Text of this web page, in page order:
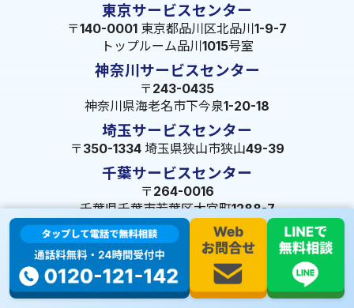
東京サービスセンター
〒140-0001 東京都品川区北品川1-9-7
トップルーム品川1015号室
神奈川サービスセンター
〒243-0435
神奈川県海老名市下今泉1-20-18
埼玉サービスセンター
〒350-1334 埼玉県狭山市狭山49-39
千葉サービスセンター
〒264-0016
千葉県千葉市若葉区大宮町1288-7
茨城サービスセンター
〒309-1717 茨城県笠間市旭町322-2 102号
長野サービスセンター
〒380-0921 長野県長野市大字栗田653-141 皐月ビル